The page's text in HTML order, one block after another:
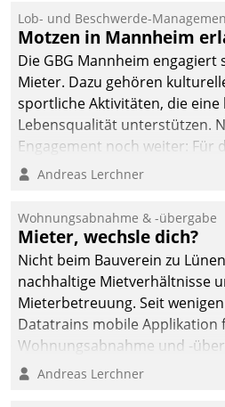
Ressort Kapitalanlage für
künftige Aufgaben und
Herausforderungen
gerüstet.
Lob- und Beschwerde-
Motzen in Mannheim
Die GBG Mannheim
Mieter. Dazu gehören
sportliche Aktivitäten, die eine
Lebensqualität unterstützen.
Engagement noch weiter: Für
von Beschwerden – oder Lob –
und Beschwerde-Management
ein.
Andreas Lerchner
Wohnungsabnahme & -übergabe
Mieter, wechsle dich?
Nicht beim Bauverein zu
nachhaltige Mietverhältnisse
Mieterbetreuung. Seit
Datatrains mobile Applikation
Wohnungsabnahme und -
Mieter wohlgeordnet kommen
Andreas Lerchner